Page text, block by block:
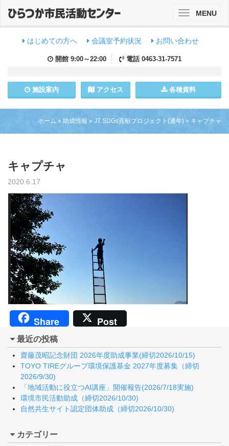
はじめての方へ 会議室予約状況 お問い合わせ
開館 9:00～22:00 電話 0463-31-7571
施設案内 アクセス 各種資料
ToggleMENU
ホーム » 助成情報 » JT SDGs貢献プロジェクト(通年) » キャプチャ
キャプチャ
2020.6.17
Share Post
最近の投稿
齋藤茂昭記念財団 2026年度助成事業(締切2026/10/15)
TOYO TIREグループ環境保護基金 2027年度募集（締切
2026/9/30)
「地域活動に役立つAI講座」開催報告(2026/7/18実施)
環境市民活動助成（締切2026/10/30)
自然共生サイト認定団体助成（締切2026/10/30)
カテゴリー